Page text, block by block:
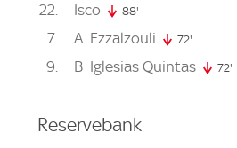
22 Isco 88'
7 A Ezzalzouli 72'
9 B Iglesias Quintas 72'
Reservebank